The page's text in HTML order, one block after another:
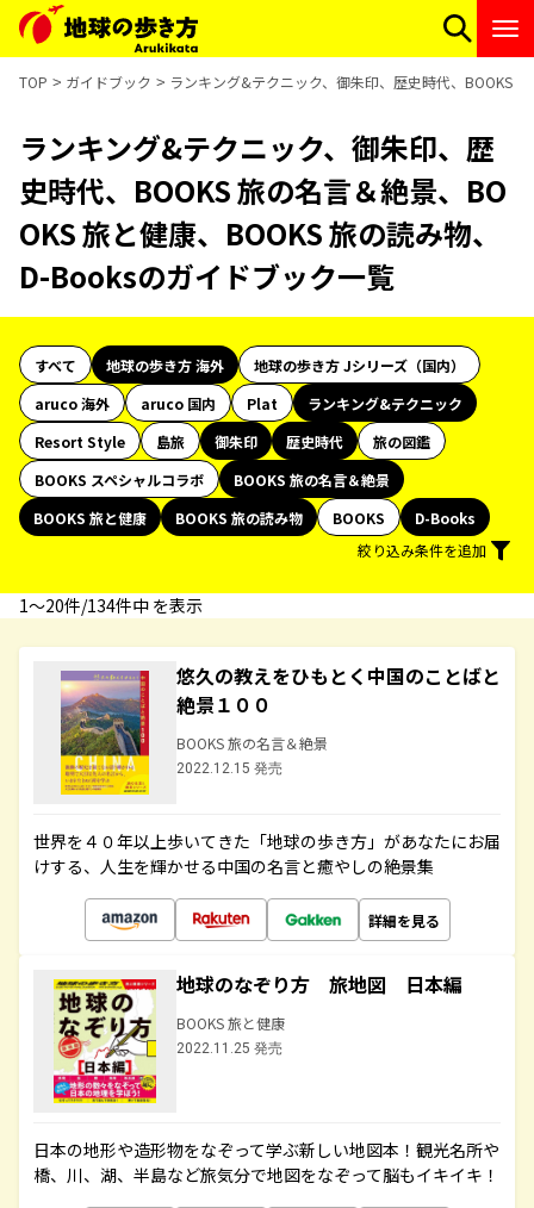
TOP ガイドブック ランキング&テクニック、御朱印、歴史時代、BOOKS
ランキング&テクニック、御朱印、歴
史時代、BOOKS 旅の名言＆絶景、BO
OKS 旅と健康、BOOKS 旅の読み物、
D-Booksのガイドブック一覧
すべて 地球の歩き方 海外
地球の歩き方 Jシリーズ（国内）
aruco 海外
aruco 国内 Plat
ランキング&テクニック
Resort Style
島旅 御朱印 歴史時代
旅の図鑑
BOOKS スペシャルコラボ
BOOKS 旅の名言＆絶景
BOOKS 旅と健康
BOOKS 旅の読み物 BOOKS
D-Books
絞り込み条件を追加
1〜20件/134件中 を表示
悠久の教えをひもとく中国のことばと
絶景１００
BOOKS 旅の名言＆絶景
2022.12.15 発売
世界を４０年以上歩いてきた「地球の歩き方」があなたにお届
けする、人生を輝かせる中国の名言と癒やしの絶景集
詳細を見る
地球のなぞり方 旅地図 日本編
BOOKS 旅と健康
2022.11.25 発売
日本の地形や造形物をなぞって学ぶ新しい地図本！観光名所や
橋、川、湖、半島など旅気分で地図をなぞって脳もイキイキ！